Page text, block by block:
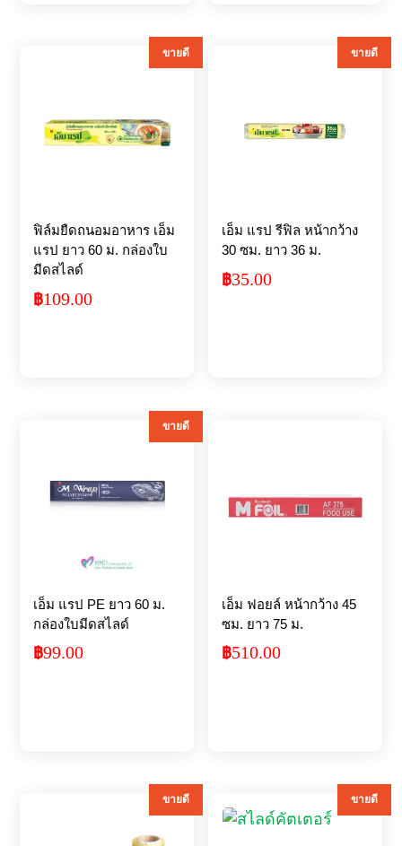
ขายดี
ฟิล์มยืดถนอมอาหาร เอ็ม
แรป ยาว 60 ม. กล่องใบ
มีดสไลด์
฿109.00
ขายดี
เอ็ม แรป รีฟิล หน้ากว้าง
30 ซม. ยาว 36 ม.
฿35.00
ขายดี
เอ็ม แรป PE ยาว 60 ม.
กล่องใบมีดสไลด์
฿99.00
เอ็ม ฟอยล์ หน้ากว้าง 45
ซม. ยาว 75 ม.
฿510.00
ขายดี ขายดี